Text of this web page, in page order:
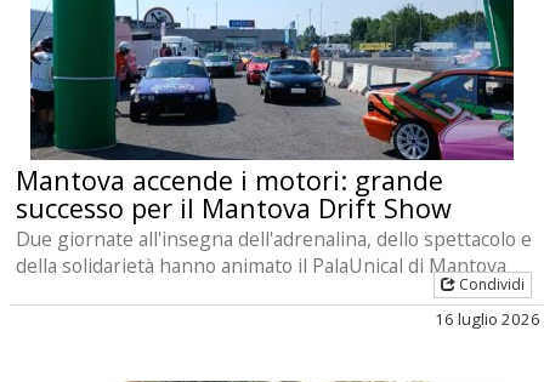
Mantova accende i motori: grande
successo per il Mantova Drift Show
Due giornate all'insegna dell'adrenalina, dello spettacolo e
della solidarietà hanno animato il PalaUnical di Mantova
Condividi
16 luglio 2026